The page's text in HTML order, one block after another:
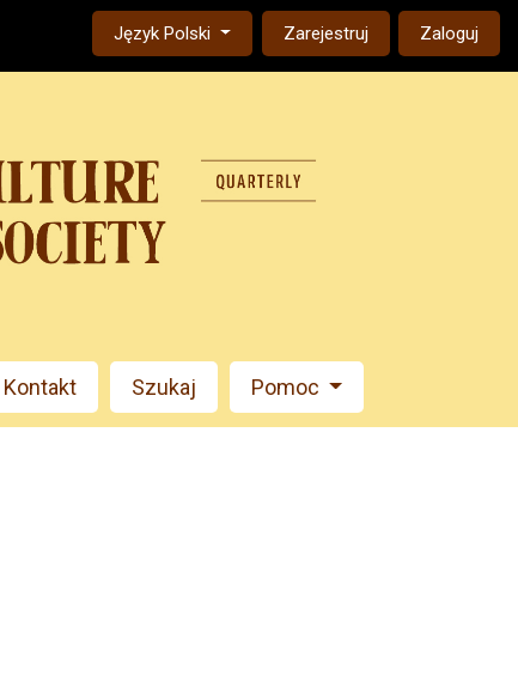
Change the language. The current language is:
Język Polski Zarejestruj Zaloguj
Kontakt Szukaj Pomoc